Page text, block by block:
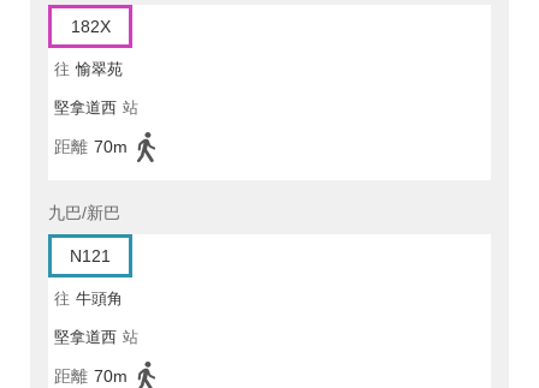
182X
往 愉翠苑
堅拿道西 站
距離 70m
九巴/新巴
N121
往 牛頭角
堅拿道西 站
距離 70m